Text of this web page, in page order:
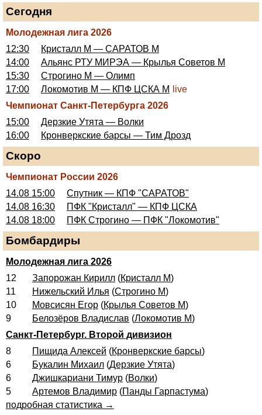
Сегодня
Молодежная лига 2026
12:30
Кристалл М — САРАТОВ М
14:00
Альянс РТУ МИРЭА — Крылья Советов М
15:30
Строгино М — Олимп
17:00
Локомотив М — КПФ ЦСКА М
live
Чемпионат Санкт-Петербурга 2026
15:00
Дерзкие Утята — Волки
16:00
Кронверкские барсы — Тим Дрозд
Скоро
Чемпионат России 2026
14.08 15:00
Спутник — КПФ "САРАТОВ"
14.08 16:30
ПФК "Кристалл" — КПФ ЦСКА
14.08 18:00
ПФК Строгино — ПФК "Локомотив"
Бомбардиры
Молодежная лига 2026
12
Запорожан Кирилл (Кристалл М)
11
Нижельский Илья (Строгино М)
10
Мовсисян Егор (Крылья Советов М)
9
Белозёров Владислав (Локомотив М)
Санкт-Петербург. Второй дивизион
8
Пищида Алексей (Кронверкские барсы)
6
Букалин Михаил (Дерзкие Утята)
6
Джишкариани Тимур (Волки)
5
Артемов Владимир (Панды Гарпастума)
подробная статистика →